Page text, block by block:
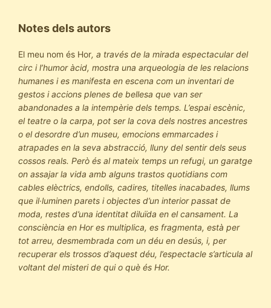
Notes dels autors
El meu nom és Hor, a través de la mirada espectacular del
circ i l’humor àcid, mostra una arqueologia de les relacions
humanes i es manifesta en escena com un inventari de
gestos i accions plenes de bellesa que van ser
abandonades a la intempèrie dels temps. L’espai escènic,
el teatre o la carpa, pot ser la cova dels nostres ancestres
o el desordre d’un museu, emocions emmarcades i
atrapades en la seva abstracció, lluny del sentir dels seus
cossos reals. Però és al mateix temps un refugi, un garatge
on assajar la vida amb alguns trastos quotidians com
cables elèctrics, endolls, cadires, titelles inacabades, llums
que il·luminen parets i objectes d’un interior passat de
moda, restes d’una identitat diluïda en el cansament. La
consciència en Hor es multiplica, es fragmenta, està per
tot arreu, desmembrada com un déu en desús, i, per
recuperar els trossos d’aquest déu, l’espectacle s’articula al
voltant del misteri de qui o què és Hor.